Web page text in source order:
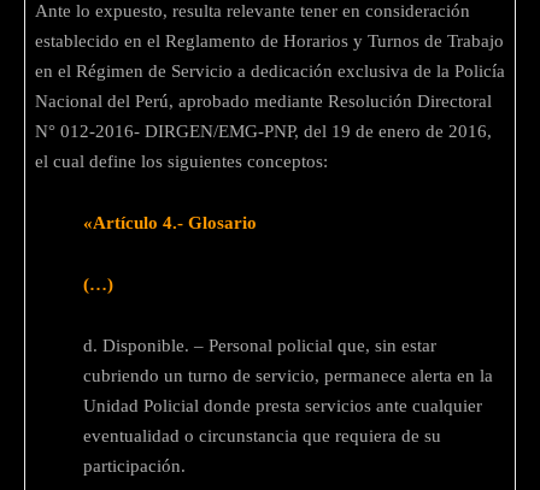
Ante lo expuesto, resulta relevante tener en consideración
establecido en el Reglamento de Horarios y Turnos de Trabajo
en el Régimen de Servicio a dedicación exclusiva de la Policía
Nacional del Perú, aprobado mediante Resolución Directoral
N° 012-2016- DIRGEN/EMG-PNP, del 19 de enero de 2016,
el cual define los siguientes conceptos:
«Artículo 4.- Glosario
(…)
d. Disponible. – Personal policial que, sin estar
cubriendo un turno de servicio, permanece alerta en la
Unidad Policial donde presta servicios ante cualquier
eventualidad o circunstancia que requiera de su
participación.